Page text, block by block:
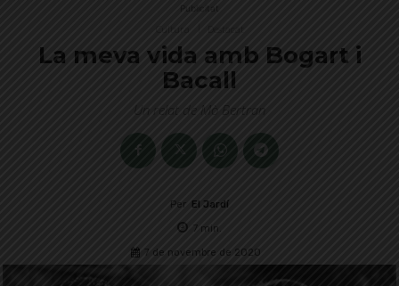
Publicitat
La meva vida amb Bogart i
Bacall
Un relat de Mò Bertran
Per El Jardí
7min.
7 de novembre de 2020